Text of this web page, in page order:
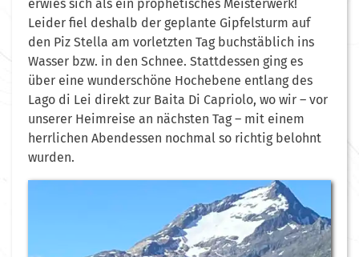
erwies sich als ein prophetisches Meisterwerk!
Leider fiel deshalb der geplante Gipfelsturm auf
den Piz Stella am vorletzten Tag buchstäblich ins
Wasser bzw. in den Schnee. Stattdessen ging es
über eine wunderschöne Hochebene entlang des
Lago di Lei direkt zur Baita Di Capriolo, wo wir – vor
unserer Heimreise an nächsten Tag – mit einem
herrlichen Abendessen nochmal so richtig belohnt
wurden.